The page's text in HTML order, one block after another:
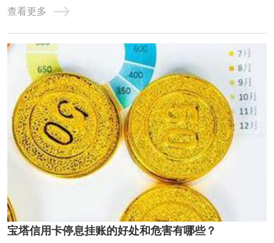
要申请过桥资金应急。除企业外，个人也会有过桥资金的需
求，如房屋买卖。过桥业务：指老魏提供资金给上市公司，
或有业务需求的公司及个人，将此笔资金做一 ...
查看更多
宝塔信用卡停息挂账的好处和危害有哪些？